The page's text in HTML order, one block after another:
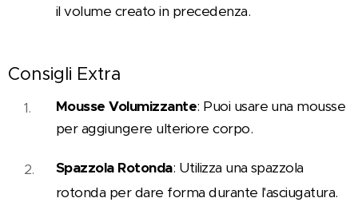
il volume creato in precedenza.
Consigli Extra
Mousse Volumizzante: Puoi usare una mousse
per aggiungere ulteriore corpo.
Spazzola Rotonda: Utilizza una spazzola
rotonda per dare forma durante l'asciugatura.